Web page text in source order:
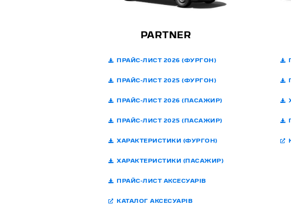
PARTNER
ПРАЙС-ЛИСТ 2026 (ФУРГОН)
ПРАЙС-ЛИСТ 2025 (ФУРГОН)
ПРАЙС-ЛИСТ 2026 (ПАСАЖИР)
ПРАЙС-ЛИСТ 2025 (ПАСАЖИР)
ХАРАКТЕРИСТИКИ (ФУРГОН)
ХАРАКТЕРИСТИКИ (ПАСАЖИР)
ПРАЙС-ЛИСТ АКСЕСУАРІВ
КАТАЛОГ АКСЕСУАРІВ